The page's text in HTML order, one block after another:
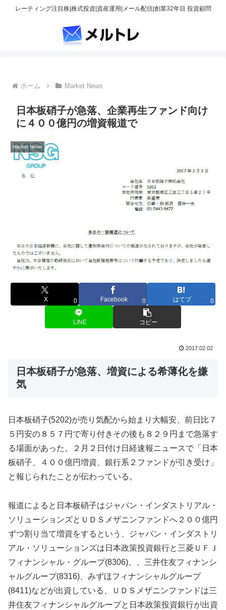
レーティング注目株|株式投資|資産運用|メール配信|創業32年目 投資顧問
ホーム Market News
日本板硝子が急落、企業再生ファンド向け
に４００億円の増資報道で
Market News
X 0 Facebook 0 はてブ 0
LINE コピー
2017.02.02
日本板硝子が急落、増資による希薄化を嫌
気
日本板硝子(5202)が売り気配から始まり大幅安、前日比７
５円安の８５７円で寄り付きその後も８２９円まで急落す
る場面があった。２月２日付け日経速報ニュースで「日本
板硝子、４００億円増資、銀行系２ファンドが引き受け」
と報じられたことが伝わっている。
報道によると日本板硝子はジャパン・インダストリアル・
ソリューションズとＵＤＳメザニンファンドへ２００億円
ずつ割り当て増資をするという、ジャパン・インダストリ
アル・ソリューションズは日本政策投資銀行と三菱ＵＦＪ
フィナンシャル・グループ(8306)、、三井住友フィナンシ
ャルグループ(8316)、みずほフィナンシャルグループ
(8411)などが出資している、ＵＤＳメザニンファンドは三
井住友フィナンシャルグループと日本政策投資銀行が出資